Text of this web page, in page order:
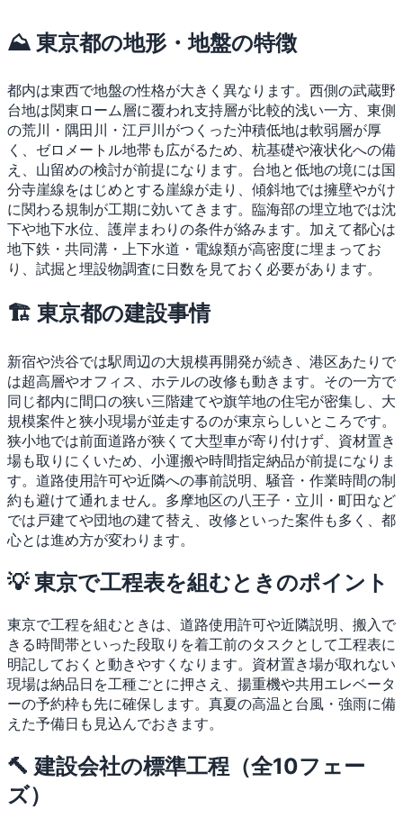
⛰ 東京都の地形・地盤の特徴
都内は東西で地盤の性格が大きく異なります。西側の武蔵野
台地は関東ローム層に覆われ支持層が比較的浅い一方、東側
の荒川・隅田川・江戸川がつくった沖積低地は軟弱層が厚
く、ゼロメートル地帯も広がるため、杭基礎や液状化への備
え、山留めの検討が前提になります。台地と低地の境には国
分寺崖線をはじめとする崖線が走り、傾斜地では擁壁やがけ
に関わる規制が工期に効いてきます。臨海部の埋立地では沈
下や地下水位、護岸まわりの条件が絡みます。加えて都心は
地下鉄・共同溝・上下水道・電線類が高密度に埋まってお
り、試掘と埋設物調査に日数を見ておく必要があります。
🏗 東京都の建設事情
新宿や渋谷では駅周辺の大規模再開発が続き、港区あたりで
は超高層やオフィス、ホテルの改修も動きます。その一方で
同じ都内に間口の狭い三階建てや旗竿地の住宅が密集し、大
規模案件と狭小現場が並走するのが東京らしいところです。
狭小地では前面道路が狭くて大型車が寄り付けず、資材置き
場も取りにくいため、小運搬や時間指定納品が前提になりま
す。道路使用許可や近隣への事前説明、騒音・作業時間の制
約も避けて通れません。多摩地区の八王子・立川・町田など
では戸建てや団地の建て替え、改修といった案件も多く、都
心とは進め方が変わります。
💡 東京で工程表を組むときのポイント
東京で工程を組むときは、道路使用許可や近隣説明、搬入で
きる時間帯といった段取りを着工前のタスクとして工程表に
明記しておくと動きやすくなります。資材置き場が取れない
現場は納品日を工種ごとに押さえ、揚重機や共用エレベータ
ーの予約枠も先に確保します。真夏の高温と台風・強雨に備
えた予備日も見込んでおきます。
🔨 建設会社の標準工程（全10フェー
ズ）